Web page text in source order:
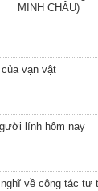
MINH CHÂU)
vạn vật
lính hôm nay
về công tác tư